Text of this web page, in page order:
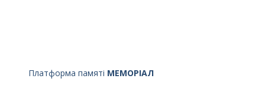
Платформа памяті МЕМОРІАЛ